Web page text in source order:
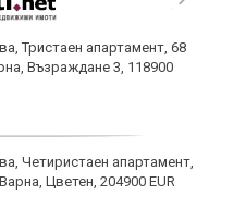
Тристаен апартамент, 68
Възраждане 3, 118900
Четиристаен апартамент,
Цветен, 204900 EUR